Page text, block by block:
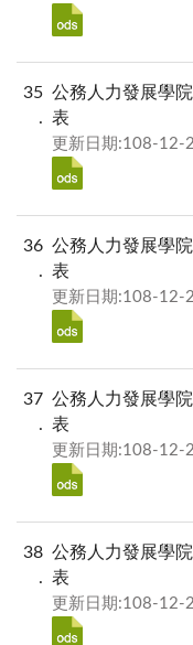
35 公務人力發展學
表
更新日期:108-12-
36 公務人力發展學
表
更新日期:108-12-
37 公務人力發展學
表
更新日期:108-12-
38 公務人力發展學
表
更新日期:108-12-